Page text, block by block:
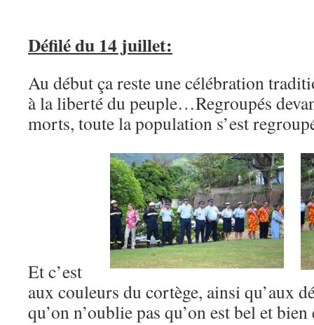
Défilé du 14 juillet:
Au début ça reste une célébration
à la liberté du peuple…Regroupés
morts, toute la population s’est
Et c’est
aux couleurs du cortège, ainsi qu’aux
qu’on n’oublie pas qu’on est bel et